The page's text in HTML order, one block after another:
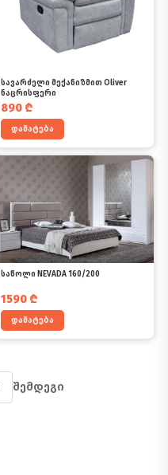
890 ₾
სავარძელი მექანიზმით Oliver
ნაცრისფერი
დამატება
1590 ₾
საწოლი NEVADA 160/200
დამატება
შემდეგი